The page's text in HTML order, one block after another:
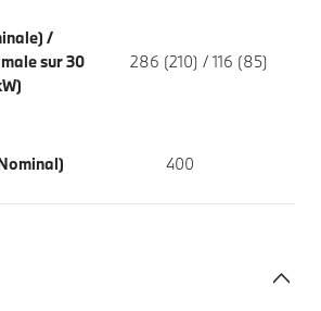
/
sur 30
286 (210) / 116 (85)
400